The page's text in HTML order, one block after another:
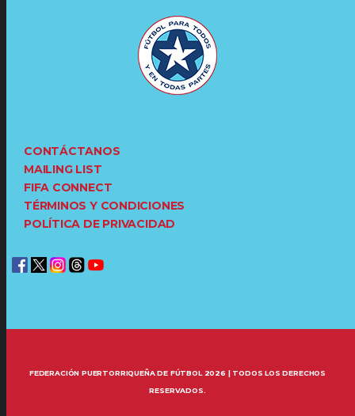
CONTÁCTANOS
MAILING LIST
FIFA CONNECT
TÉRMINOS Y CONDICIONES
POLÍTICA DE PRIVACIDAD
FEDERACIÓN PUERTORRIQUEÑA DE FÚTBOL 2026 | TODOS LOS DERECHOS
RESERVADOS.